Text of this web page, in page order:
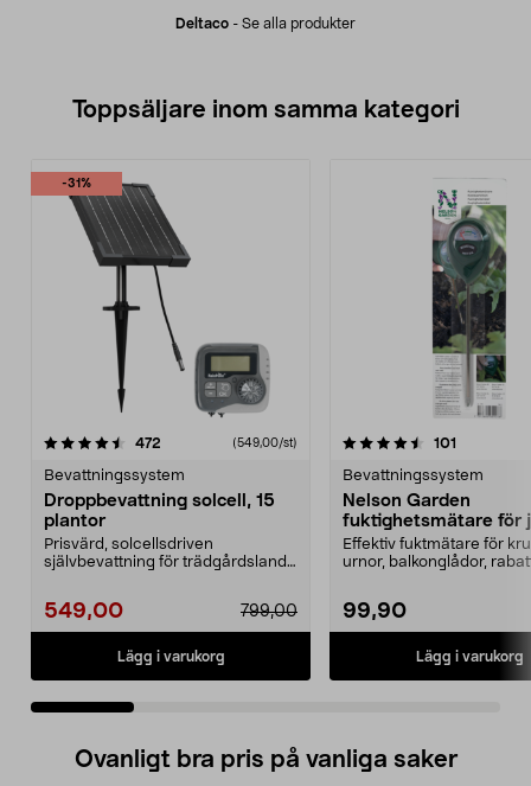
Deltaco - Se alla produkter
Toppsäljare inom samma kategori
-31%
472 recensioner(549,00/st)
Bevattningssystem
Droppbevattning solcell, 15
plantor
Prisvärd, solcellsdriven
självbevattning för trädgårdsland,
549,00 799,00
Lägg i varukorg
4.5 av 5 stjärnor 101
Bevattningssystem
Nelson Garden
fuktighetsmätare för
Effektiv fuktmätare för
urnor, balkonglådor,
99,90
Lägg i varukorg
4.0 av 5 stjärnor
Ovanligt bra pris på vanliga saker